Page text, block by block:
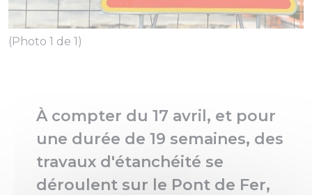
(Photo 1 de 1)
À compter du 17 avril, et pour
une durée de 19 semaines, des
travaux d'étanchéité se
déroulent sur le Pont de Fer,